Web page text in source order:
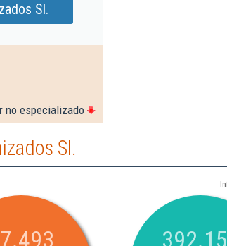
Sl.
no especializado
Sl.